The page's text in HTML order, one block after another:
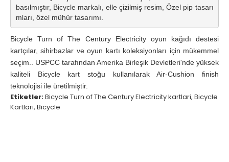
basılmıştır, Bicycle markalı, elle çizilmiş resim, Özel pip tasarı
mları, özel mühür tasarımı.
Bicycle Turn of The Century Electricity oyun kağıdı destesi
kartçılar, sihirbazlar ve oyun kartı koleksiyonları için mükemmel
seçim.. USPCC tarafından Amerika Birleşik Devletleri'nde yüksek
kaliteli Bicycle kart stoğu kullanılarak Air-Cushion finish
teknolojisi ile üretilmiştir.
Etiketler:Bicycle Turn of The Century Electricity kartlari, Bicycle
Kartları, Bicycle